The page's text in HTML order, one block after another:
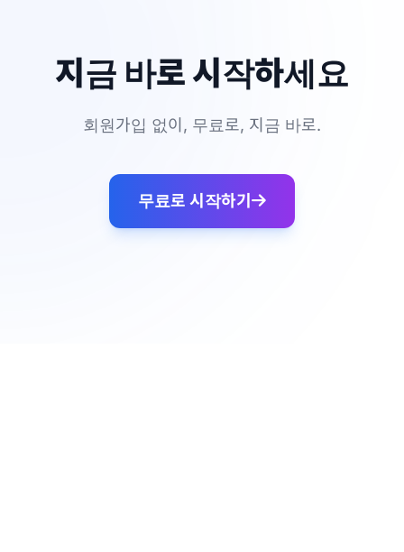
지금 바로 시작하세요
회원가입 없이, 무료로, 지금 바로.
무료로 시작하기